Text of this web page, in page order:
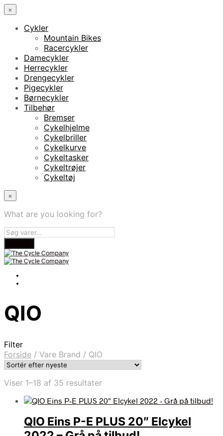
×
Cykler
Mountain Bikes
Racercykler
Damecykler
Herrecykler
Drengecykler
Pigecykler
Børnecykler
Tilbehør
Bremser
Cykelhjelme
Cykelbriller
Cykelkurve
Cykeltasker
Cykeltrøjer
Cykeltøj
×
What are you looking for?
QIO
Filter
Forside / Vare Brand / QIO
Viser 1–18 af 35 resultaterSorteret
seneste
QIO Eins P-E PLUS 20″ Elcykel